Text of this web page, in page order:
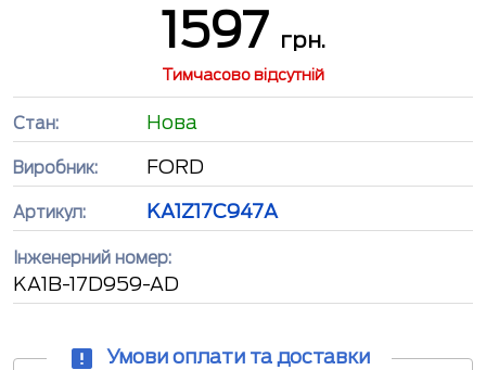
1597 грн.
Тимчасово відсутній
Стан: Нова
Виробник: FORD
Артикул: KA1Z17C947A
Інженерний номер:
KA1B-17D959-AD
Умови оплати та доставки